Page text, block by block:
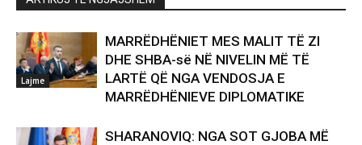
Lajme
MARRËDHËNIET MES MALIT TË ZI
DHE SHBA-së NË NIVELIN MË TË
LARTË QË NGA VENDOSJA E
MARRËDHËNIEVE DIPLOMATIKE
SHARANOVIQ: NGA SOT GJOBA MË